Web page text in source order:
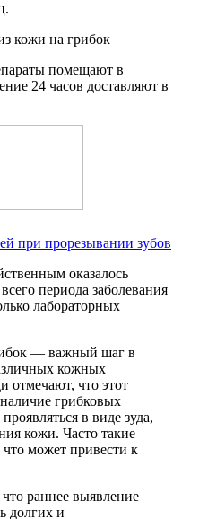
помещают в
24 часов доставляют в
при прорезывании зубов
оказалось
периода заболевания
лабораторных
— важный шаг в
кожных
отмечают, что этот
грибковых
в виде зуда,
кожи. Часто такие
может привести к
раннее выявление
долгих и